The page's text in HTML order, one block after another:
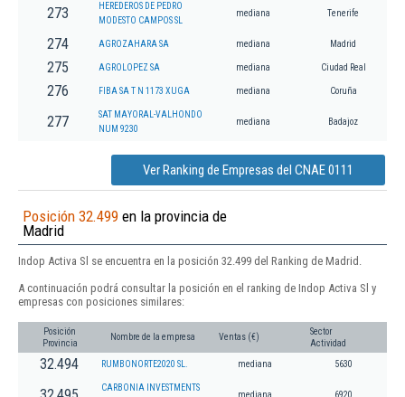
273
HEREDEROS DE PEDRO
MODESTO CAMPOS SL
mediana Tenerife
274 AGROZAHARA SA mediana Madrid
275 AGROLOPEZ SA mediana Ciudad Real
276 FIBA SA T N 1173 XUGA mediana Coruña
277
SAT MAYORAL-VALHONDO
NUM 9230
mediana Badajoz
Ver Ranking de Empresas del CNAE 0111
Posición 32.499 en la provincia de
Madrid
Indop Activa Sl se encuentra en la posición 32.499 del Ranking de Madrid.
A continuación podrá consultar la posición en el ranking de Indop Activa Sl y
empresas con posiciones similares:
Posición
Provincia
Nombre de la empresa Ventas (€)
Sector
Actividad
32.494 RUMBONORTE2020 SL. mediana 5630
CARBONIA INVESTMENTS